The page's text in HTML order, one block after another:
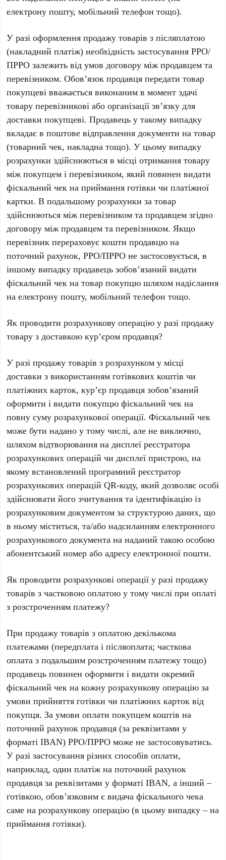
електрону пошту, мобільний телефон тощо).
У разі оформлення продажу товарів з післяплатою
(накладний платіж) необхідність застосування РРО/
ПРРО залежить від умов договору між продавцем та
перевізником. Обов’язок продавця передати товар
покупцеві вважається виконаним в момент здачі
товару перевізникові або організації зв’язку для
доставки покупцеві. Продавець у такому випадку
вкладає в поштове відправлення документи на товар
(товарний чек, накладна тощо). У цьому випадку
розрахунки здійснюються в місці отримання товару
між покупцем і перевізником, який повинен видати
фіскальний чек на приймання готівки чи платіжної
картки. В подальшому розрахунки за товар
здійснюються між перевізником та продавцем згідно
договору між продавцем та перевізником. Якщо
перевізник перераховує кошти продавцю на
поточний рахунок, РРО/ПРРО не застосовується, в
іншому випадку продавець зобов’язаний видати
фіскальний чек на товар покупцю шляхом надіслання
на електрону пошту, мобільний телефон тощо.
Як проводити розрахункову операцію у разі продажу
товару з доставкою кур’єром продавця?
У разі продажу товарів з розрахунком у місці
доставки з використанням готівкових коштів чи
платіжних карток, кур’єр продавця зобов’язаний
оформити і видати покупцю фіскальний чек на
повну суму розрахункової операції. Фіскальний чек
може бути надано у тому числі, але не виключно,
шляхом відтворювання на дисплеї реєстратора
розрахункових операцій чи дисплеї пристрою, на
якому встановлений програмний реєстратор
розрахункових операцій QR-коду, який дозволяє особі
здійснювати його зчитування та ідентифікацію із
розрахунковим документом за структурою даних, що
в ньому міститься, та/або надсиланням електронного
розрахункового документа на наданий такою особою
абонентський номер або адресу електронної пошти.
Як проводити розрахункові операції у разі продажу
товарів з частковою оплатою у тому числі при оплаті
з розстроченням платежу?
При продажу товарів з оплатою декількома
платежами (передплата і післяоплата; часткова
оплата з подальшим розстроченням платежу тощо)
продавець повинен оформити і видати окремий
фіскальний чек на кожну розрахункову операцію за
умови прийняття готівки чи платіжних карток від
покупця. За умови оплати покупцем коштів на
поточний рахунок продавця (за реквізитами у
форматі IBAN) РРО/ПРРО може не застосовуватись.
У разі застосування різних способів оплати,
наприклад, один платіж на поточний рахунок
продавця за реквізитами у форматі IBAN, а інший –
готівкою, обов’язковим є видача фіскального чека
саме на розрахункову операцію (в цьому випадку – на
приймання готівки).